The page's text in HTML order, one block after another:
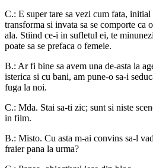
C.: E super tare sa vezi cum fata,
transforma si invata sa se comporte ca
ala. Stiind ce-i in sufletul ei, te
poate sa se prefaca o femeie.
B.: Ar fi bine sa avem una de-asta la
isterica si cu bani, am pune-o sa-i
fuga la noi.
C.: Mda. Stai sa-ti zic; sunt si niste
in film.
B.: Misto. Cu asta m-ai convins sa-l
fraier pana la urma?